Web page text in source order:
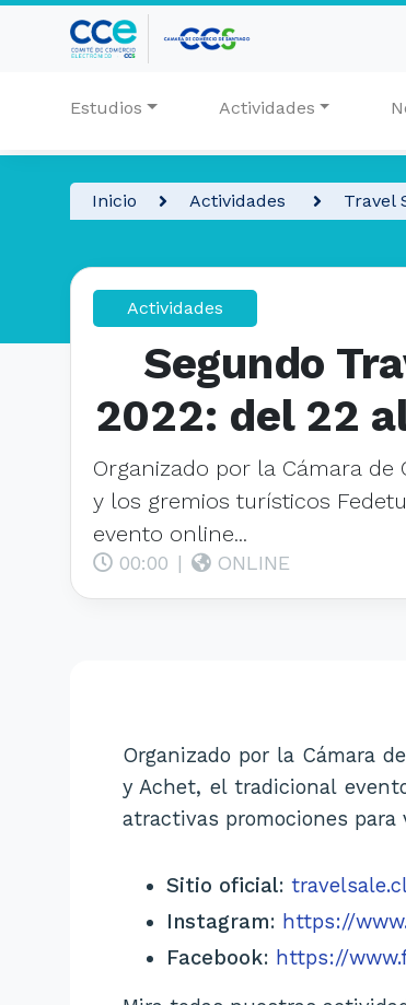
Estudios Actividades
Inicio Actividades Travel
Actividades
Segundo
2022: del 22
Organizado por la Cámara de
y los gremios turísticos
evento online...
00:00 | ONLINE
Organizado por la Cámara
y Achet, el tradicional
atractivas promociones para
Sitio oficial:
Instagram: https://
Facebook: https://